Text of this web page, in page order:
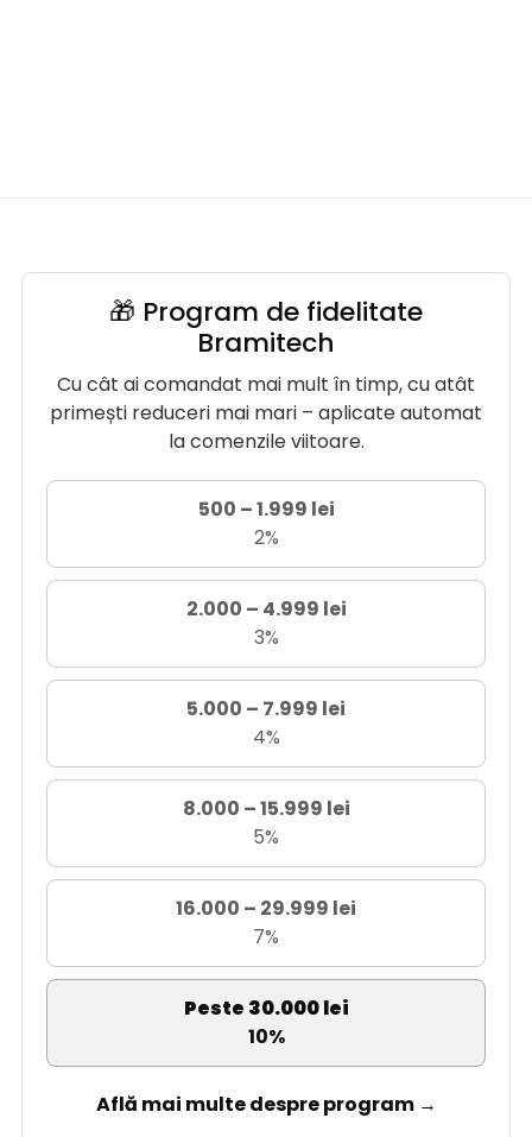
🎁 Program de fidelitate
Bramitech
Cu cât ai comandat mai mult în timp, cu atât
primești reduceri mai mari – aplicate automat
la comenzile viitoare.
500 – 1.999 lei
2%
2.000 – 4.999 lei
3%
5.000 – 7.999 lei
4%
8.000 – 15.999 lei
5%
16.000 – 29.999 lei
7%
Peste 30.000 lei
10%
Află mai multe despre program →